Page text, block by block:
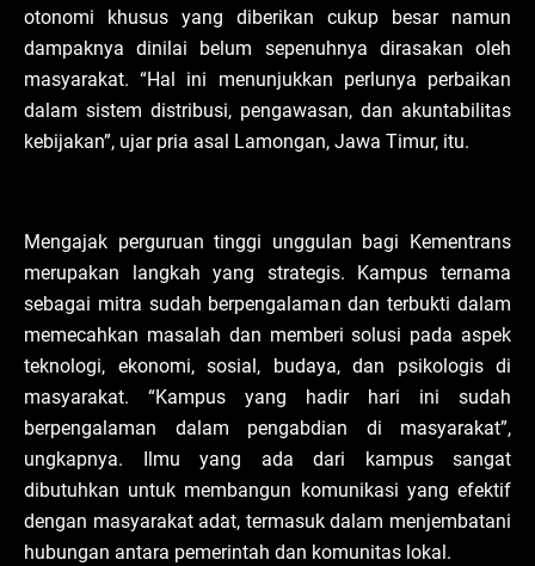
otonomi khusus yang diberikan cukup besar namun
dampaknya dinilai belum sepenuhnya dirasakan oleh
masyarakat. “Hal ini menunjukkan perlunya perbaikan
dalam sistem distribusi, pengawasan, dan akuntabilitas
kebijakan”, ujar pria asal Lamongan, Jawa Timur, itu.
Mengajak perguruan tinggi unggulan bagi Kementrans
merupakan langkah yang strategis. Kampus ternama
sebagai mitra sudah berpengalaman dan terbukti dalam
memecahkan masalah dan memberi solusi pada aspek
teknologi, ekonomi, sosial, budaya, dan psikologis di
masyarakat. “Kampus yang hadir hari ini sudah
berpengalaman dalam pengabdian di masyarakat”,
ungkapnya. Ilmu yang ada dari kampus sangat
dibutuhkan untuk membangun komunikasi yang efektif
dengan masyarakat adat, termasuk dalam menjembatani
hubungan antara pemerintah dan komunitas lokal.